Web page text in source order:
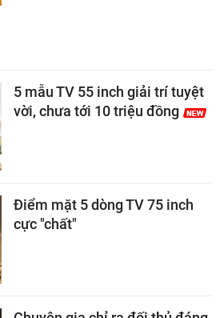
5 mẫu TV 55 inch giải trí tuyệt
vời, chưa tới 10 triệu đồng
Điểm mặt 5 dòng TV 75 inch
cực "chất"